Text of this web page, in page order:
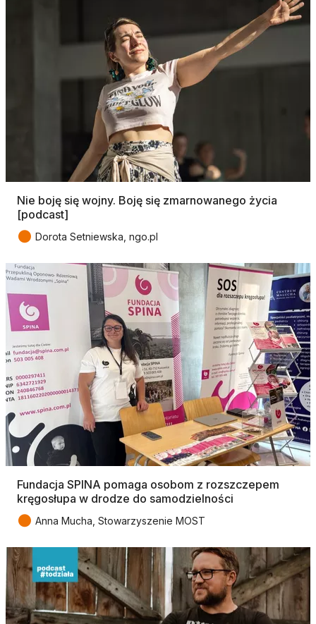
Nie boję się wojny. Boję się zmarnowanego życia
[podcast]
● Dorota Setniewska, ngo.pl
Fundacja SPINA pomaga osobom z rozszczepem
kręgosłupa w drodze do samodzielności
● Anna Mucha, Stowarzyszenie MOST